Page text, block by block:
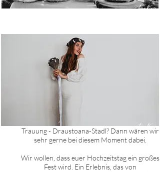
nterhachingun
Eure Hochzeit wird in ausdrucksstarken,
wunderschönen Bildern für die Ewigkeit
festgehalten.
Hochzeitslocations in und um
Ihr heiratet Standesamtlich in
und Kirchlich oder habt vielleicht eine freie
Trauung - Draustoana-Stadl? Dann wären wir
sehr gerne bei diesem Moment dabei.
Wir wollen, dass euer Hochzeitstag ein großes
Fest wird. Ein Erlebnis, das von